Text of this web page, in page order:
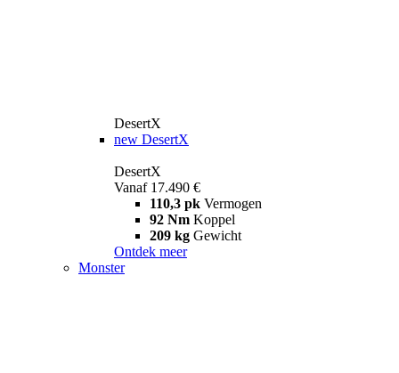
DesertX
new DesertX
DesertX
Vanaf 17.490 €
110,3 pk Vermogen
92 Nm Koppel
209 kg Gewicht
Ontdek meer
Monster